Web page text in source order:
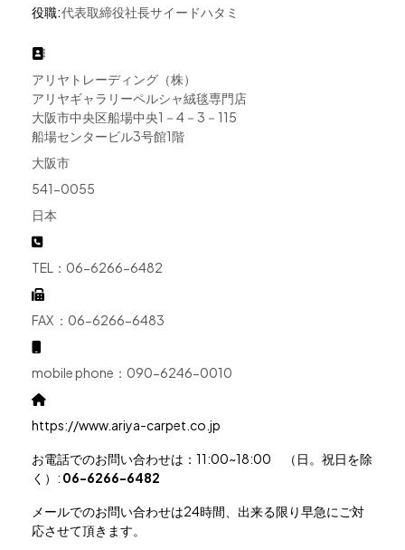
役職:代表取締役社長サイードハタミ
住所
アリヤトレーディング（株）
アリヤギャラリーペルシャ絨毯専門店
大阪市中央区船場中央1－4－3－115
船場センタービル3号館1階
大阪市
541-0055
日本
TEL
TEL：06-6266-6482
Fax
FAX ：06-6266-6483
mobile phone：090-6246-0010
ウェブサイト
https://www.ariya-carpet.co.jp
お電話でのお問い合わせは：11:00~18:00 （日。祝日を除
く）: 06-6266-6482
メールでのお問い合わせは24時間、出来る限り早急にご対
応させて頂きます。